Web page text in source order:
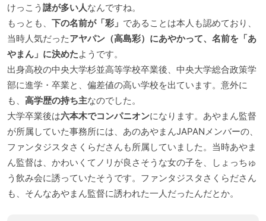
けっこう 謎が多い人なんですね。
もっとも、 下の名前が「彩」 であることは本人も認めており、
当時人気だったアヤパン（高島彩）にあやかって、名前を「あ
やまん」に決めたようです。
出身高校の中央大学杉並高等学校卒業後、中央大学総合政策学
部に進学・卒業と、偏差値の高い学校を出ています。意外に
も、 高学歴の持ち主なのでした。
大学卒業後は六本木でコンパニオンになります。あやまん監督
が所属していた事務所には、あのあやまんJAPANメンバーの、
ファンタジスタさくらださんも所属していました。当時あやま
ん監督は、かわいくてノリが良さそうな女の子を、しょっちゅ
う飲み会に誘っていたそうです。ファンタジスタさくらださん
も、そんなあやまん監督に誘われた一人だったんだとか。